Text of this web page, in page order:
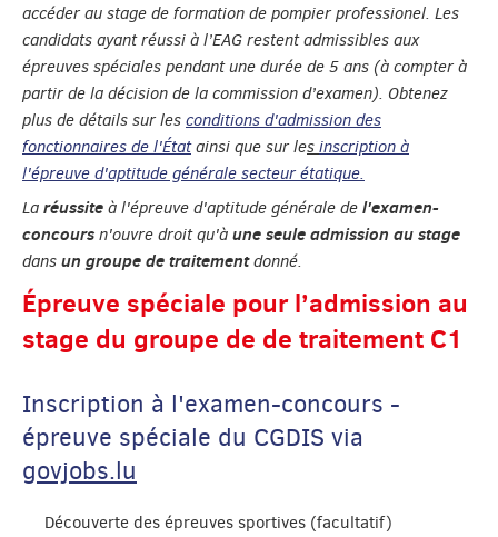
accéder au stage de formation de pompier professionel. Les
candidats ayant réussi à l’EAG restent admissibles aux
épreuves spéciales pendant une durée de 5 ans (à compter à
partir de la décision de la commission d’examen). Obtenez
plus de détails sur les conditions d'admission des
fonctionnaires de l'Étatainsi que sur les inscription à
l'épreuve d'aptitude générale secteur étatique.
La réussite à l'épreuve d'aptitude générale de l'examen-
concours n'ouvre droit qu'à une seule admission au stage
dans un groupe de traitementdonné.
Épreuve spéciale pour l’admission au
stage du groupe de de traitement C1
Inscription à l'examen-concours -
épreuve spéciale du CGDIS via
govjobs.lu
Découverte des épreuves sportives (facultatif)